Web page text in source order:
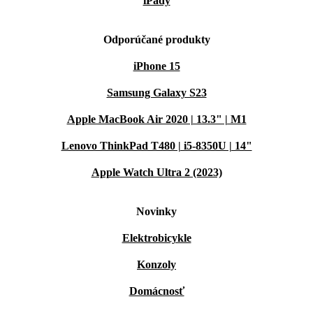
Odporúčané produkty
iPhone 15
Samsung Galaxy S23
Apple MacBook Air 2020 | 13.3" | M1
Lenovo ThinkPad T480 | i5-8350U | 14"
Apple Watch Ultra 2 (2023)
Novinky
Elektrobicykle
Konzoly
Domácnosť